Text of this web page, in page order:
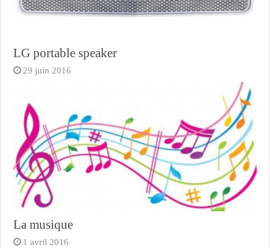
LG portable speaker
29 juin 2016
La musique
1 avril 2016